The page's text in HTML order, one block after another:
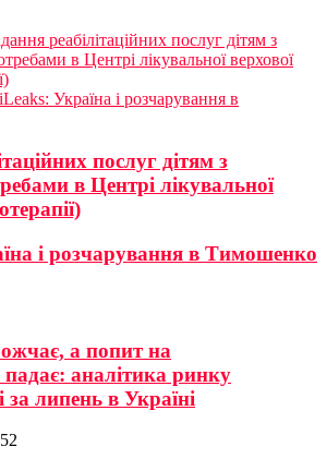
реабілітаційних послуг дітям з
в Центрі лікувальної верхової
Україна і розчарування в
послуг дітям з
в Центрі лікувальної
і розчарування в Тимошенко
а попит на
аналітика ринку
за липень в Україні